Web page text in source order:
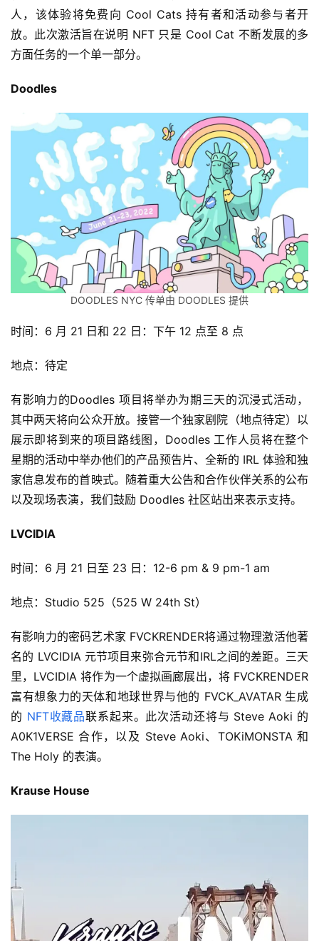
人，该体验将免费向 Cool Cats 持有者和活动参与者开
放。此次激活旨在说明 NFT 只是 Cool Cat 不断发展的多
方面任务的一个单一部分。
Doodles
DOODLES NYC 传单由 DOODLES 提供
时间：6 月 21 日和 22 日：下午 12 点至 8 点
地点：待定
有影响力的Doodles 项目将举办为期三天的沉浸式活动，
其中两天将向公众开放。接管一个独家剧院（地点待定）以
展示即将到来的项目路线图，Doodles 工作人员将在整个
星期的活动中举办他们的产品预告片、全新的 IRL 体验和独
家信息发布的首映式。随着重大公告和合作伙伴关系的公布
以及现场表演，我们鼓励 Doodles 社区站出来表示支持。
LVCIDIA
时间：6 月 21 日至 23 日：12-6 pm & 9 pm-1 am
地点：Studio 525（525 W 24th St）
有影响力的密码艺术家 FVCKRENDER将通过物理激活他著
名的 LVCIDIA 元节项目来弥合元节和IRL之间的差距。三天
里，LVCIDIA 将作为一个虚拟画廊展出，将 FVCKRENDER
富有想象力的天体和地球世界与他的 FVCK_AVATAR 生成
的 NFT收藏品联系起来。此次活动还将与 Steve Aoki 的
A0K1VERSE 合作，以及 Steve Aoki、TOKiMONSTA 和
The Holy 的表演。
Krause House